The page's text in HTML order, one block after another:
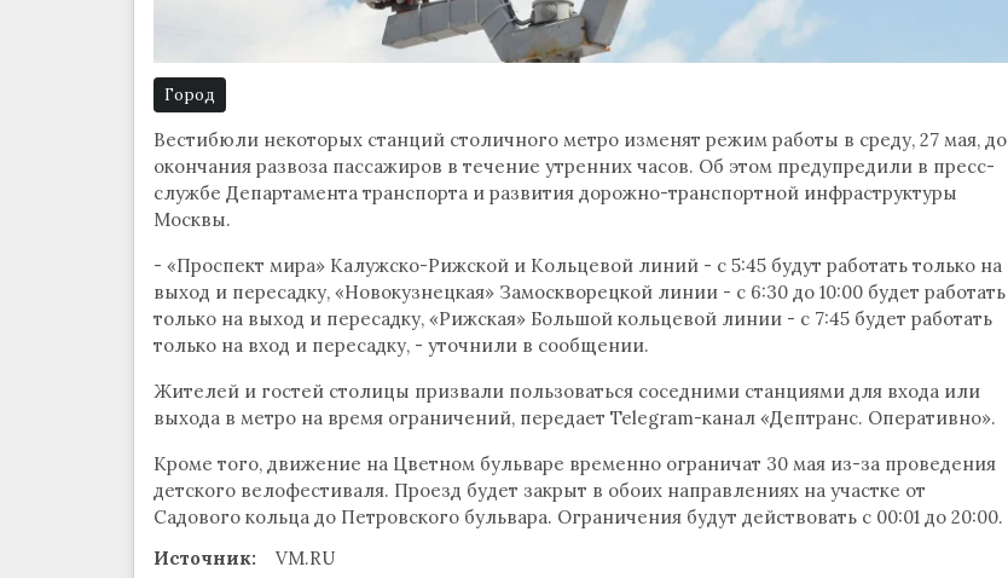
Город
Вестибюли некоторых станций столичного метро изменят режим работы в среду, 27 мая, до
окончания развоза пассажиров в течение утренних часов. Об этом предупредили в пресс-
службе Департамента транспорта и развития дорожно-транспортной инфраструктуры
Москвы.
- «Проспект мира» Калужско-Рижской и Кольцевой линий - с 5:45 будут работать только на
выход и пересадку, «Новокузнецкая» Замоскворецкой линии - с 6:30 до 10:00 будет работать
только на выход и пересадку, «Рижская» Большой кольцевой линии - с 7:45 будет работать
только на вход и пересадку, - уточнили в сообщении.
Жителей и гостей столицы призвали пользоваться соседними станциями для входа или
выхода в метро на время ограничений, передает Telegram-канал «Дептранс. Оперативно».
Кроме того, движение на Цветном бульваре временно ограничат 30 мая из-за проведения
детского велофестиваля. Проезд будет закрыт в обоих направлениях на участке от
Садового кольца до Петровского бульвара. Ограничения будут действовать с 00:01 до 20:00.
Источник:
VM.RU